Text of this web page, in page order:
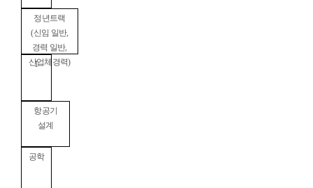
정년트랙
(신임 일반,
경력 일반,
산업체경력)
1
항공기
설계
공학